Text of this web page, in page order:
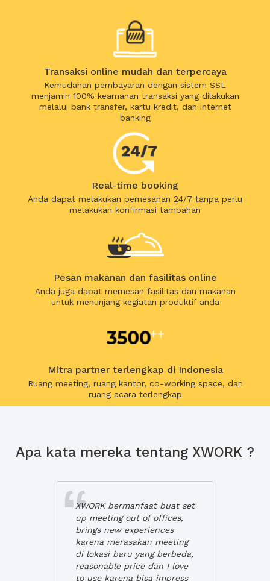
Transaksi online mudah dan terpercaya
Kemudahan pembayaran dengan sistem SSL
menjamin 100% keamanan transaksi yang dilakukan
melalui bank transfer, kartu kredit, dan internet
banking
Real-time booking
Anda dapat melakukan pemesanan 24/7 tanpa perlu
melakukan konfirmasi tambahan
Pesan makanan dan fasilitas online
Anda juga dapat memesan fasilitas dan makanan
untuk menunjang kegiatan produktif anda
Mitra partner terlengkap di Indonesia
Ruang meeting, ruang kantor, co-working space, dan
ruang acara terlengkap
Apa kata mereka tentang XWORK ?
XWORK bermanfaat buat set
up meeting out of offices,
brings new experiences
karena merasakan meeting
di lokasi baru yang berbeda,
reasonable price dan I love
to use karena bisa impress